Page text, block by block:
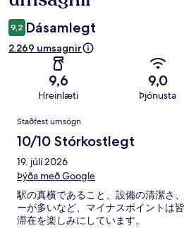
9,2 Dásamlegt
2.269 umsagnir
9,6
Hreinlæti
9,0
Þjónusta
Umsagnir
Staðfest umsögn
10/10 Stórkostlegt
19. júlí 2026
Þýða með Google
駅の真横であること、設備の清潔さ
ーが多いなど、マイナスポイントは
滞在を楽しみにしています。